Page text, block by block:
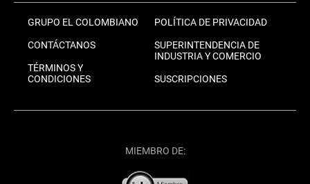
GRUPO EL COLOMBIANO
CONTÁCTANOS
TÉRMINOS Y
CONDICIONES
POLÍTICA DE PRIVACIDAD
SUPERINTENDENCIA DE
INDUSTRIA Y COMERCIO
SUSCRIPCIONES
MIEMBRO DE: